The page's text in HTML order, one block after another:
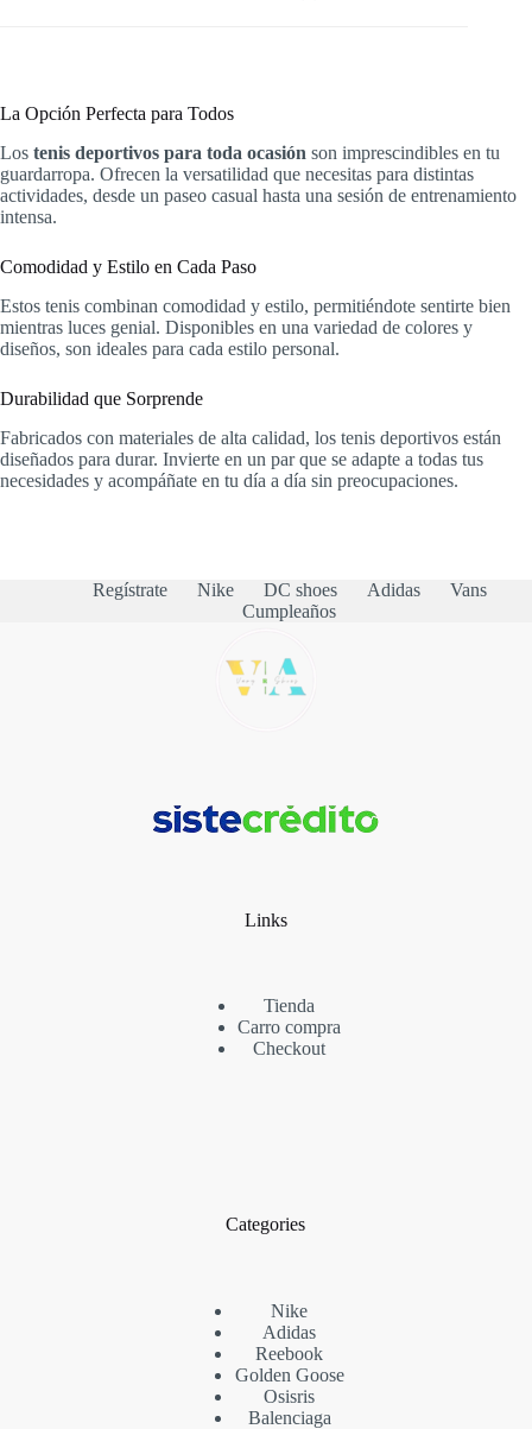
La Opción Perfecta para Todos
Los tenis deportivos para toda ocasión son imprescindibles en tu
guardarropa. Ofrecen la versatilidad que necesitas para distintas
actividades, desde un paseo casual hasta una sesión de entrenamiento
intensa.
Comodidad y Estilo en Cada Paso
Estos tenis combinan comodidad y estilo, permitiéndote sentirte bien
mientras luces genial. Disponibles en una variedad de colores y
diseños, son ideales para cada estilo personal.
Durabilidad que Sorprende
Fabricados con materiales de alta calidad, los tenis deportivos están
diseñados para durar. Invierte en un par que se adapte a todas tus
necesidades y acompáñate en tu día a día sin preocupaciones.
Regístrate Nike DC shoes Adidas
Vans
Cumpleaños
Links
Tienda
Carro compra
Checkout
Categories
Nike
Adidas
Reebook
Golden Goose
Osisris
Balenciaga